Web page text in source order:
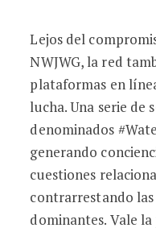
Lejos del
NWJWG, la red
plataformas en
lucha. Una serie de
denominados
generando
cuestiones
contrarrestando
dominantes. Vale